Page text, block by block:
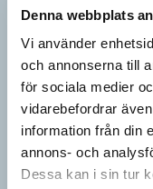
Denna webbplats
Vi använder
och annonserna till
för sociala medier
vidarebefordrar
information från din
annons- och
Dessa kan i sin tur
Barn lär sig
SPRÅKBLOGGEN
Små barn, som ännu
flerordiga fraser.